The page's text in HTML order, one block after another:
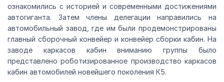
ознакомились с историей и современными достижениями
автогиганта. Затем члены делегации направились на
автомобильный завод, где им были продемонстрированы
главный сборочный конвейер и конвейер сборки кабин. На
заводе каркасов кабин вниманию группы было
представлено роботизированное производство каркасов
кабин автомобилей новейшего поколения К5.